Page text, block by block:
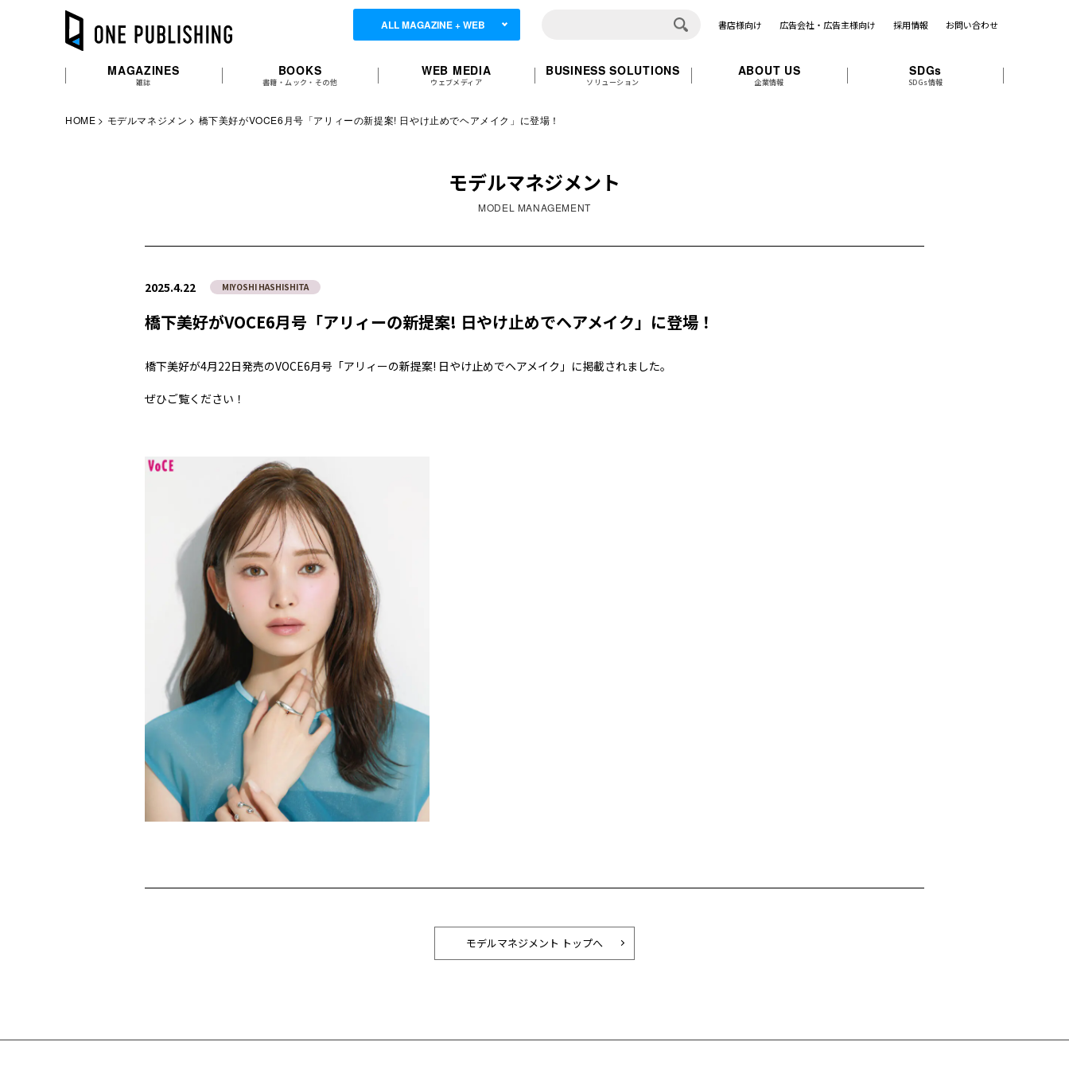
ALL MAGAZINE + WEB 書店様向け 広告会社・広告主様向け 採用情報 お問い合わせ
MAGAZINES
雑誌
BOOKS
書籍・ムック・その他
WEB MEDIA
ウェブメディア
BUSINESS SOLUTIONS
ソリューション
ABOUT US
企業情報
SDGs
SDGs情報
HOME モデルマネジメン 橋下美好がVOCE6月号「アリィーの新提案! 日やけ止めでヘアメイク」に登場！
モデルマネジメント
MODEL MANAGEMENT
2025.4.22 MIYOSHI HASHISHITA
橋下美好がVOCE6月号「アリィーの新提案! 日やけ止めでヘアメイク」に登場！
橋下美好が4月22日発売のVOCE6月号「アリィーの新提案! 日やけ止めでヘアメイク」に掲載されました。
ぜひご覧ください！
モデルマネジメント トップへ